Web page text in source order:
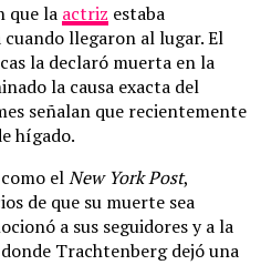
que la actriz estaba
llegaron al lugar. El
la declaró muerta en la
la causa exacta del
señalan que recientemente
hígado.
elNew York Post,
de que su muerte sea
a sus seguidores y a la
Trachtenberg dejó una